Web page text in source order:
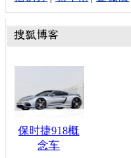
保时捷918概
念车